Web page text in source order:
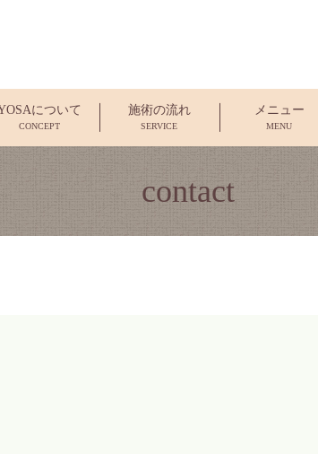
について
CONCEPT
施術の流れ
SERVICE
メニュー
MENU
contact